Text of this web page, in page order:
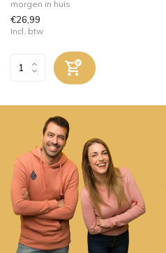
morgen in huis
€26,99
Incl. btw